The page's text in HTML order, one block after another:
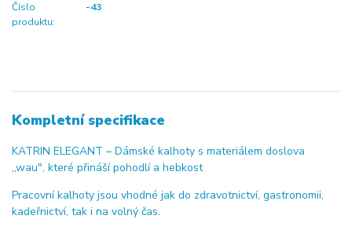
Číslo
produktu:
-43
Kompletní specifikace
KATRIN ELEGANT – Dámské kalhoty s materiálem doslova
,,wau", které přináší pohodlí a hebkost
Pracovní kalhoty jsou vhodné jak do zdravotnictví, gastronomii,
kadeřnictví, tak i na volný čas.